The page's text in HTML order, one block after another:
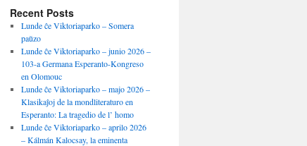
Recent Posts
Lunde ĉe Viktoriaparko – Somera
paŭzo
Lunde ĉe Viktoriaparko – junio 2026 –
103-a Germana Esperanto-Kongreso
en Olomouc
Lunde ĉe Viktoriaparko – majo 2026 –
Klasikaĵoj de la mondliteraturo en
Esperanto: La tragedio de l’ homo
Lunde ĉe Viktoriaparko – aprilo 2026
– Kálmán Kalocsay, la eminenta